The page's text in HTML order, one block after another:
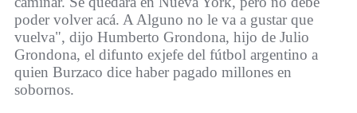
poder volver acá. A Alguno no le va a gustar que
vuelva", dijo Humberto Grondona, hijo de Julio
Grondona, el difunto exjefe del fútbol argentino a
quien Burzaco dice haber pagado millones en
sobornos.